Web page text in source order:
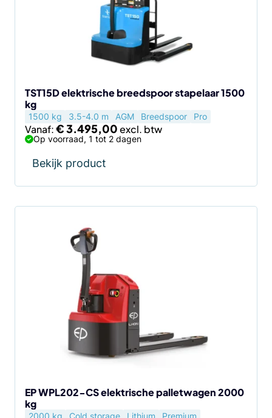
TST15D elektrische breedspoor stapelaar 1500
kg
1500 kg 3.5-4.0 m AGM Breedspoor Pro
Vanaf:€3.495,00
Op voorraad, 1 tot 2 dagen
Bekijk product
de
productpagina
EP WPL202-CS elektrische palletwagen 2000
kg
2000 kg Cold storage Lithium
Premium